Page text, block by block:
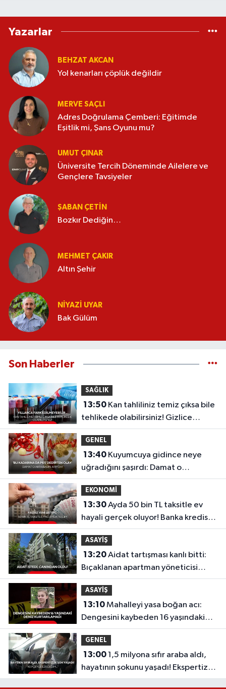
Yazarlar
BEHZAT AKCAN
Yol kenarları çöplük değildir
MERVE SAÇLI
Adres Doğrulama Çemberi: Eğitimde
Eşitlik mi, Şans Oyunu mu?
UMUT ÇINAR
Üniversite Tercih Döneminde Ailelere ve
Gençlere Tavsiyeler
ŞABAN ÇETIN
Bozkır Dediğin…
MEHMET ÇAKIR
Altın Şehir
NIYAZI UYAR
Bak Gülüm
Son Haberler
SAĞLIK
13:50Kan tahliliniz temiz çıksa bile
tehlikede olabilirsiniz! Gizlice
ilerleyen o sinsi tehlike...
GENEL
13:40Kuyumcuya gidince neye
uğradığını şaşırdı: Damat o
akrabasını arıyor!
EKONOMİ
13:30Ayda 50 bin TL taksitle ev
hayali gerçek oluyor! Banka kredisiz,
faizsiz yeni sistem...
ASAYİŞ
13:20Aidat tartışması kanlı bitti:
Bıçaklanan apartman yöneticisi
hayatını kaybetti!
ASAYİŞ
13:10Mahalleyi yasa boğan acı:
Dengesini kaybeden 16 yaşındaki
Deniz kurtarılamadı
GENEL
13:001,5 milyona sıfır araba aldı,
hayatının şokunu yaşadı! Ekspertize
götürünce gerçek ortaya çıktı